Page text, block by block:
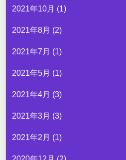
2021年10月 (1)
2021年8月 (2)
2021年7月 (1)
2021年5月 (1)
2021年4月 (3)
2021年3月 (3)
2021年2月 (1)